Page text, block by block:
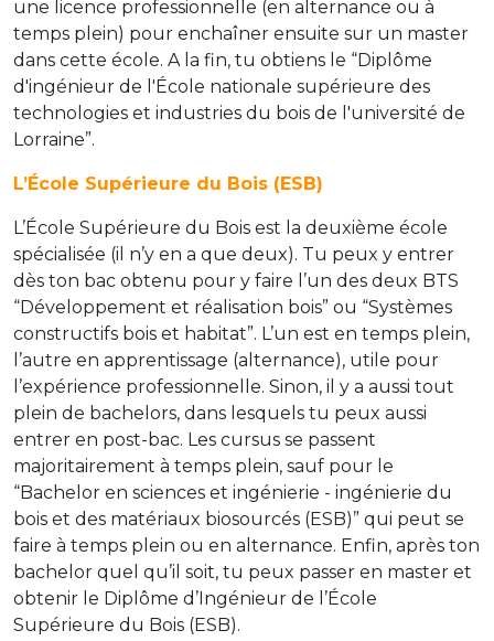
une licence professionnelle (en alternance ou à
temps plein) pour enchaîner ensuite sur un master
dans cette école. A la fin, tu obtiens le “Diplôme
d'ingénieur de l'École nationale supérieure des
technologies et industries du bois de l'université de
Lorraine”.
L’École Supérieure du Bois (ESB)
L’École Supérieure du Bois est la deuxième école
spécialisée (il n’y en a que deux). Tu peux y entrer
dès ton bac obtenu pour y faire l’un des deux BTS
“Développement et réalisation bois” ou “Systèmes
constructifs bois et habitat”. L’un est en temps plein,
l’autre en apprentissage (alternance), utile pour
l’expérience professionnelle. Sinon, il y a aussi tout
plein de bachelors, dans lesquels tu peux aussi
entrer en post-bac. Les cursus se passent
majoritairement à temps plein, sauf pour le
“Bachelor en sciences et ingénierie - ingénierie du
bois et des matériaux biosourcés (ESB)” qui peut se
faire à temps plein ou en alternance. Enfin, après ton
bachelor quel qu’il soit, tu peux passer en master et
obtenir le Diplôme d’Ingénieur de l’École
Supérieure du Bois (ESB).